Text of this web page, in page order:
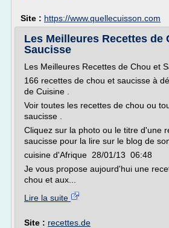
Site : https://www.quellecuisson.com
Les Meilleures Recettes de
Saucisse
Les Meilleures Recettes de Chou et
166 recettes de chou et saucisse à
de Cuisine .
Voir toutes les recettes de chou ou
saucisse .
Cliquez sur la photo ou le titre d'une
saucisse pour la lire sur le blog de
cuisine d'Afrique 28/01/13 06:48
Je vous propose aujourd'hui une
chou et aux...
Lire la suite
Site : recettes.de